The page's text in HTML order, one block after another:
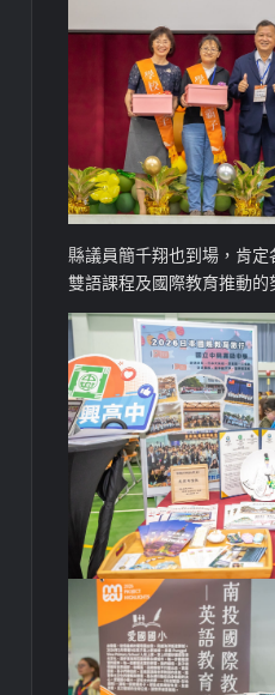
縣議員簡千翔也到場，肯定
雙語課程及國際教育推動的